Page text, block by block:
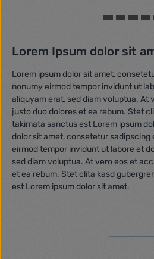
Lorem Ipsum dolor sit
Lorem ipsum dolor sit amet,
nonumy eirmod tempor invidunt ut
aliquyam erat, sed diam voluptua. At
justo duo dolores et ea rebum. Stet
takimata sanctus est Lorem ipsum
dolor sit amet, consetetur sadipscing
eirmod tempor invidunt ut labore et
sed diam voluptua. At vero eos et
et ea rebum. Stet clita kasd
est Lorem ipsum dolor sit amet.